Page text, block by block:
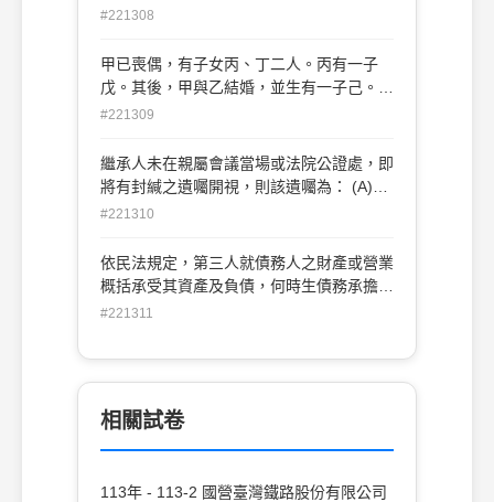
立時 (B)債務人受通知時 (C)債務人承認時
#221308
甲已喪偶，有子女丙、丁二人。丙有一子
戊。其後，甲與乙結婚，並生有一子己。
乙、丙感情不睦，某日，二人發生爭 吵，
甲、乙對丙表示宥恕。甲死亡時，關於甲之
繼承人，下列何者為正確？ (A)乙、丙、
#221309
繼承人未在親屬會議當場或法院公證處，即
將有封緘之遺囑開視，則該遺囑為： (A)無
#221310
依民法規定，第三人就債務人之財產或營業
概括承受其資產及負債，何時生債務承擔之
效力？ (A)概括承受契約成立時 (B)對於債
第三人現實履行時 (D)原債務人結束營業時
#221311
相關試卷
113年 - 113-2 國營臺灣鐵路股份有限公司